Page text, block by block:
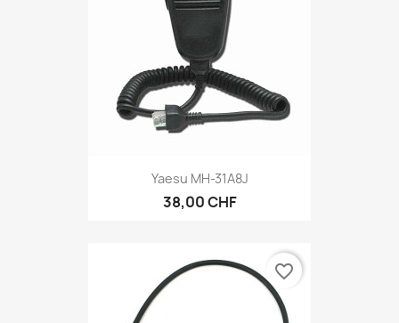
Yaesu MH-31A8J
38,00 CHF
favorite_border